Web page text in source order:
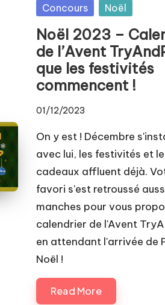
Posted
Concours Noël
Noël 2023 –
de l’Avent
que les festivités
commencent !
01/12/2023
On y est ! Décembre
avec lui, les festivités et
cadeaux affluent déjà.
favori s'est retroussé
manches pour vous
calendrier de l'Avent
en attendant l'arrivée de
Noël !
Read More